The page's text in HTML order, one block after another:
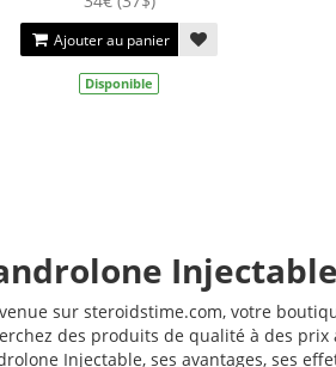
Ajouter au panier
Disponible
sur steroidstime.com, votre
des produits de qualité à des
Injectable, ses avantages, ses